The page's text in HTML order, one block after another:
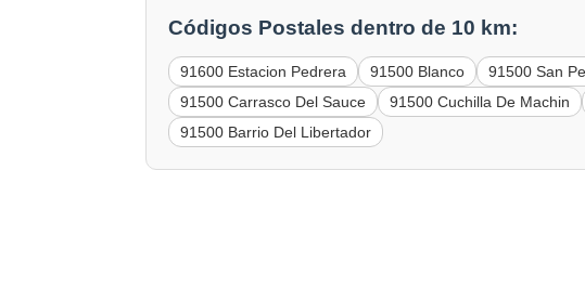
Códigos Postales dentro de 10 km:
91600 Estacion Pedrera 91500 Blanco 91500 San
91500 Carrasco Del Sauce
91500 Cuchilla De Machin
91500 Barrio Del Libertador